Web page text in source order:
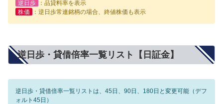
逆日歩
：品貸料率を表示
株価
：逆日歩常連銘柄の場合、終値株価も表示
逆日歩・貸借倍率一覧リスト【日証金】
逆日歩・貸借倍率一覧リストは、45日、90日、180日と変更可能（デフ
ォルト45日）